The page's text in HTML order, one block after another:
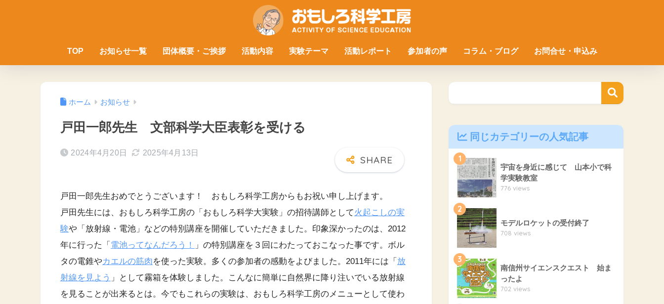
TOP お知らせ一覧 団体概要・ご挨拶 活動内容 実験テーマ 活動レポート 参加者の声 コラム・ブログ お問合せ・申込み
ホーム お知らせ
戸田一郎先生 文部科学大臣表彰を受ける
2024年4月20日 2025年4月13日
戸田一郎先生おめでとうございます！ おもしろ科学工房からもお祝い申し上げます。
戸田先生には、おもしろ科学工房の「おもしろ科学大実験」の招待講師として火起こしの実
験や「放射線・電池」などの特別講座を開催していただきました。印象深かったのは、2012
年に行った「 電池ってなんだろう！
」の特別講座を３回にわたっておこなった事です。ボル
タの電錐やカエルの筋肉を使った実験。多くの参加者の感動をよびました。2011年には「 放
射線を見よう 」として霧箱を体験しました。こんなに簡単に自然界に降り注いでいる放射線
を見ることが出来るとは。今でもこれらの実験は、おもしろ科学工房のメニューとして使わ
同じカテゴリーの人気記事
1
宇宙を身近に感じて 山本小で科
学実験教室
776 views
2
モデルロケットの受付終了
708 views
3
南信州サイエンスクエスト 始ま
ったよ
702 views